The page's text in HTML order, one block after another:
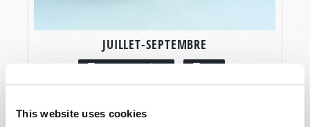
This website uses cookies
JUILLET-SEPTEMBRE
LIRE CE NUMÉRO PDF